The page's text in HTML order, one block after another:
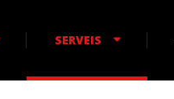
SERVEIS